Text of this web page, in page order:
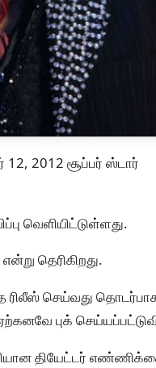
12, 2012 சூப்பர் ஸ்டார்
வெளியிட்டுள்ளது.
தெரிகிறது.
ரிலீஸ் செய்வது
புக்
தியேட்டர்